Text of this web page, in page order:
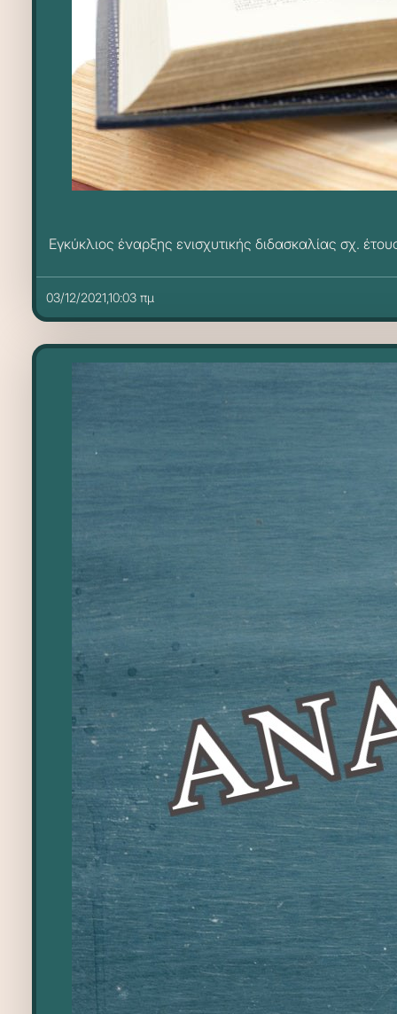
Εγκύκλιος έναρξης ενισχυτικής διδασκαλίας σχ.
03/12/2021,10:03 πμ